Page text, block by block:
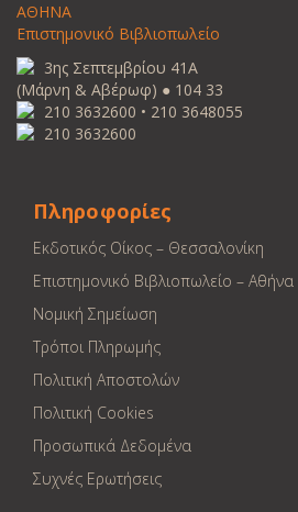
ΑΘΗΝΑ
Επιστημονικό Βιβλιοπωλείο
3ης Σεπτεμβρίου 41Α
(Μάρνη & Αβέρωφ) ● 104 33
210 3632600 • 210 3648055
210 3632600
Πληροφορίες
Εκδοτικός Οίκος – Θεσσαλονίκη
Επιστημονικό Βιβλιοπωλείο – Αθήνα
Νομική Σημείωση
Τρόποι Πληρωμής
Πολιτική Αποστολών
Πολιτική Cookies
Προσωπικά Δεδομένα
Συχνές Ερωτήσεις